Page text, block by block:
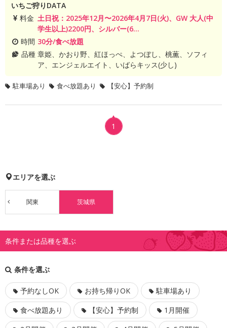
いちご狩りDATA
料金 土日祝：2025年12月〜2026年4月7日(火)、GW 大人(中
学生以上)2200円、シルバー(6...
時間 30分/食べ放題
品種 章姫、かおり野、紅ほっぺ、よつぼし、桃薫、ソフィ
ア、エンジェルエイト、いばらキッス(少し)
駐車場あり 食べ放題あり 【安心】予約制
1
エリアを選ぶ
関東 茨城県
条件または品種を選ぶ
条件を選ぶ
予約なしOK お持ち帰りOK
駐車場あり
食べ放題あり
【安心】予約制
1月開催